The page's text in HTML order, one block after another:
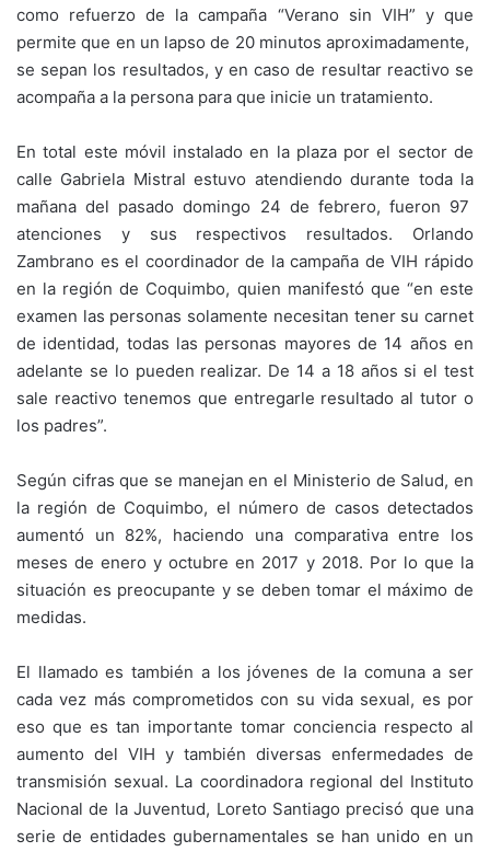
como refuerzo de la campaña “Verano sin VIH” y que
permite que en un lapso de 20 minutos aproximadamente,
se sepan los resultados, y en caso de resultar reactivo se
acompaña a la persona para que inicie un tratamiento.
En total este móvil instalado en la plaza por el sector de
calle Gabriela Mistral estuvo atendiendo durante toda la
mañana del pasado domingo 24 de febrero, fueron 97
atenciones y sus respectivos resultados. Orlando
Zambrano es el coordinador de la campaña de VIH rápido
en la región de Coquimbo, quien manifestó que “en este
examen las personas solamente necesitan tener su carnet
de identidad, todas las personas mayores de 14 años en
adelante se lo pueden realizar. De 14 a 18 años si el test
sale reactivo tenemos que entregarle resultado al tutor o
los padres”.
Según cifras que se manejan en el Ministerio de Salud, en
la región de Coquimbo, el número de casos detectados
aumentó un 82%, haciendo una comparativa entre los
meses de enero y octubre en 2017 y 2018. Por lo que la
situación es preocupante y se deben tomar el máximo de
medidas.
El llamado es también a los jóvenes de la comuna a ser
cada vez más comprometidos con su vida sexual, es por
eso que es tan importante tomar conciencia respecto al
aumento del VIH y también diversas enfermedades de
transmisión sexual. La coordinadora regional del Instituto
Nacional de la Juventud, Loreto Santiago precisó que una
serie de entidades gubernamentales se han unido en un